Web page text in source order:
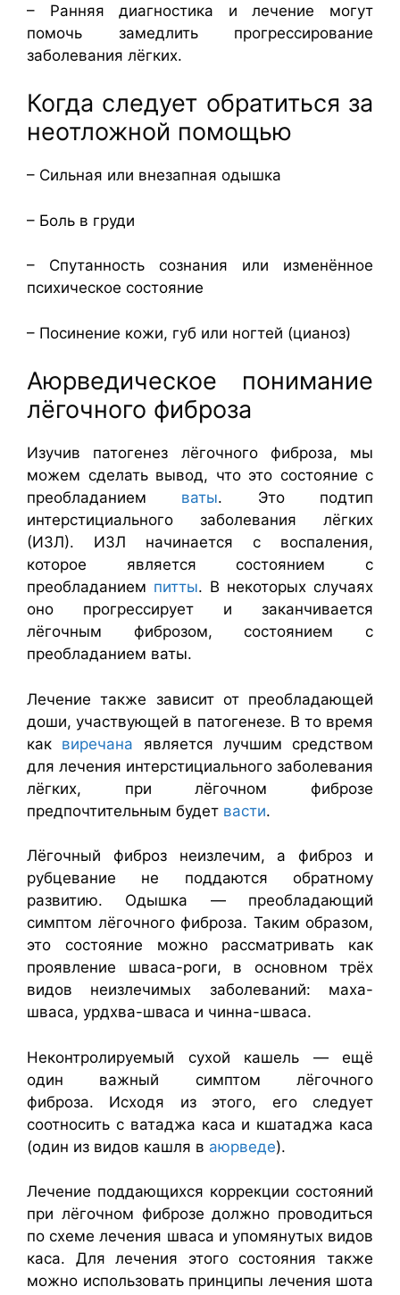
– Ранняя диагностика и лечение могут
помочь замедлить прогрессирование
заболевания лёгких.
Когда следует обратиться за
неотложной помощью
– Сильная или внезапная одышка
– Боль в груди
– Спутанность сознания или изменённое
психическое состояние
– Посинение кожи, губ или ногтей (цианоз)
Аюрведическое понимание
лёгочного фиброза
Изучив патогенез лёгочного фиброза, мы
можем сделать вывод, что это состояние с
преобладанием ваты. Это подтип
интерстициального заболевания лёгких
(ИЗЛ). ИЗЛ начинается с воспаления,
которое является состоянием с
преобладанием питты. В некоторых случаях
оно прогрессирует и заканчивается
лёгочным фиброзом, состоянием с
преобладанием ваты.
Лечение также зависит от преобладающей
доши, участвующей в патогенезе. В то время
как виречана является лучшим средством
для лечения интерстициального заболевания
лёгких, при лёгочном фиброзе
предпочтительным будет васти.
Лёгочный фиброз неизлечим, а фиброз и
рубцевание не поддаются обратному
развитию. Одышка — преобладающий
симптом лёгочного фиброза. Таким образом,
это состояние можно рассматривать как
проявление шваса-роги, в основном трёх
видов неизлечимых заболеваний: маха-
шваса, урдхва-шваса и чинна-шваса.
Неконтролируемый сухой кашель — ещё
один важный симптом лёгочного
фиброза. Исходя из этого, его следует
соотносить с ватаджа каса и кшатаджа каса
(один из видов кашля в аюрведе).
Лечение поддающихся коррекции состояний
при лёгочном фиброзе должно проводиться
по схеме лечения шваса и упомянутых видов
каса. Для лечения этого состояния также
можно использовать принципы лечения шота